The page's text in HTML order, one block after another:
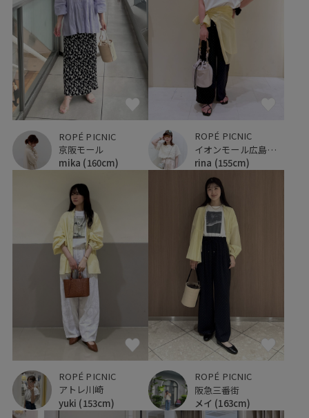
ROPÉ PICNIC
京阪モール
mika (160cm)
ROPÉ PICNIC
イオンモール広島府中
rina (155cm)
ROPÉ PICNIC
アトレ川崎
yuki (153cm)
ROPÉ PICNIC
阪急三番街
メイ (163cm)